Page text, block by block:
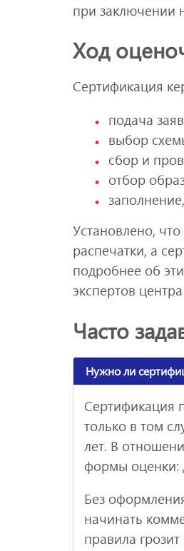
при заключении
Ход
Сертификация
подача
выбор
сбор и
отбор
Установлено,
распечатки, а
подробнее об
экспертов
Часто
Нужно ли
Сертификация
только в том
лет. В
формы оценки:
Без
начинать
правила